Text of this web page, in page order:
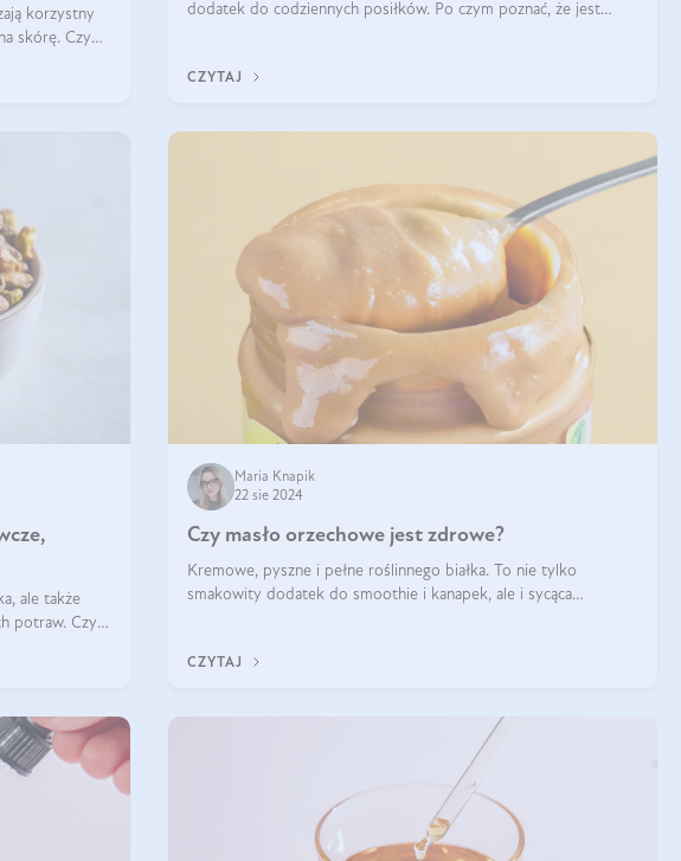
korzystny
skórę. Czy
dodatek do codziennych posiłków. Po czym poznać, że jest
CZYTAJ
ale także
potraw. Czy
Maria Knapik
22 sie 2024
Czy masło orzechowe jest zdrowe?
Kremowe, pyszne i pełne roślinnego białka. To nie tylko
smakowity dodatek do smoothie i kanapek, ale i sycąca
CZYTAJ